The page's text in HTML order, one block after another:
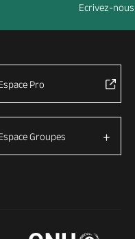
Ecrivez-nous
Pro
Groupes